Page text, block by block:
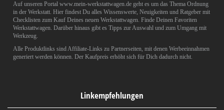
Auf unseren Portal www.mein-werkstattwagen.de geht es um das Thema Ordnung
in der Werkstatt. Hier findest Du alles Wissenswerte, Neuigkeiten und Ratgeber mit
Checklisten zum Kauf Deines neuen Werkstattwagen. Finde Deinen Favoriten
Werkstattwagen. Darüber hinaus gibt es Tipps zur Auswahl und zum Umgang mit
Werkzeug.
Alle Produktlinks sind Affiliate-Links zu Partnerseiten, mit denen Werbeeinnahmen
generiert werden können. Der Kaufpreis erhöht sich für Dich dadurch nicht.
Linkempfehlungen